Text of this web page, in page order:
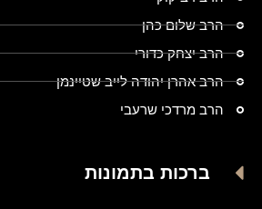
הרב שלום כהן
הרב יצחק כדורי
הרב אהרן יהודה לייב שטיינמן
הרב מרדכי שרעבי
ברכות בתמונות